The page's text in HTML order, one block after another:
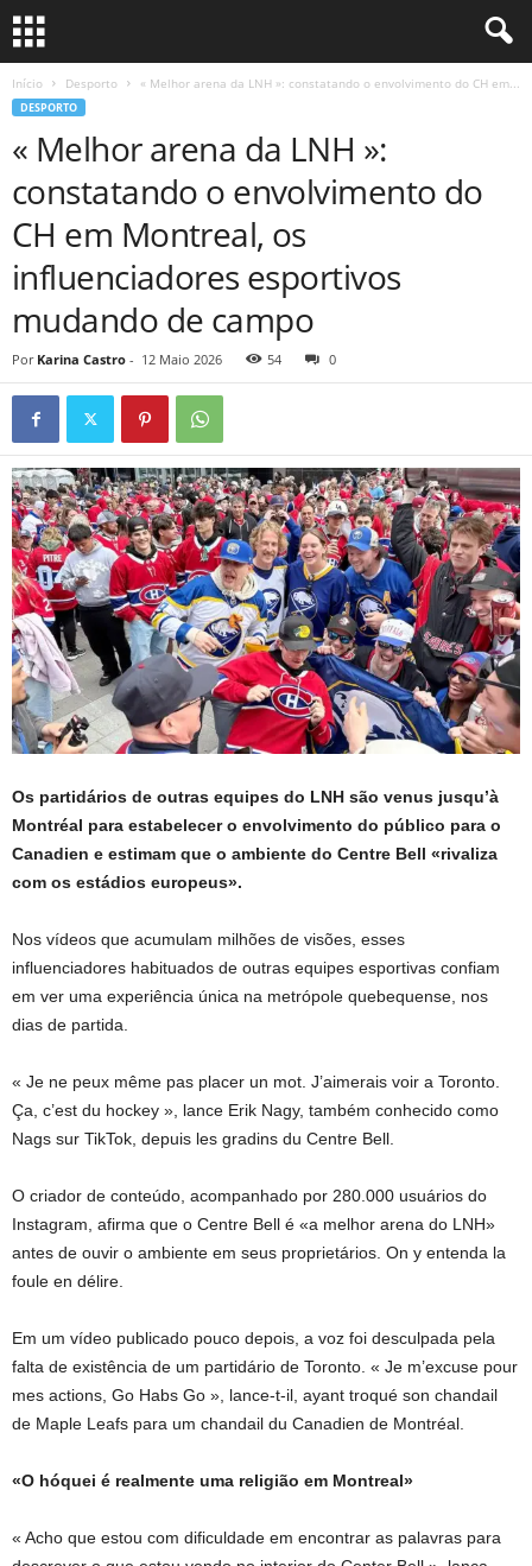
Início Desporto « Melhor arena da LNH »: constatando o envolvimento do CH em...
DESPORTO
« Melhor arena da LNH »:
constatando o envolvimento do
CH em Montreal, os
influenciadores esportivos
mudando de campo
Por Karina Castro - 12 Maio 2026 54 0
Os partidários de outras equipes do LNH são venus jusqu’à
Montréal para estabelecer o envolvimento do público para o
Canadien e estimam que o ambiente do Centre Bell «rivaliza
com os estádios europeus».
Nos vídeos que acumulam milhões de visões, esses
influenciadores habituados de outras equipes esportivas confiam
em ver uma experiência única na metrópole quebequense, nos
dias de partida.
« Je ne peux même pas placer un mot. J’aimerais voir a Toronto.
Ça, c’est du hockey », lance Erik Nagy, também conhecido como
Nags sur TikTok, depuis les gradins du Centre Bell.
O criador de conteúdo, acompanhado por 280.000 usuários do
Instagram, afirma que o Centre Bell é «a melhor arena do LNH»
antes de ouvir o ambiente em seus proprietários. On y entenda la
foule en délire.
Em um vídeo publicado pouco depois, a voz foi desculpada pela
falta de existência de um partidário de Toronto. « Je m’excuse pour
mes actions, Go Habs Go », lance-t-il, ayant troqué son chandail
de Maple Leafs para um chandail du Canadien de Montréal.
«O hóquei é realmente uma religião em Montreal»
« Acho que estou com dificuldade em encontrar as palavras para